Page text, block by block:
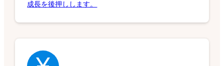
成長を後押しします。